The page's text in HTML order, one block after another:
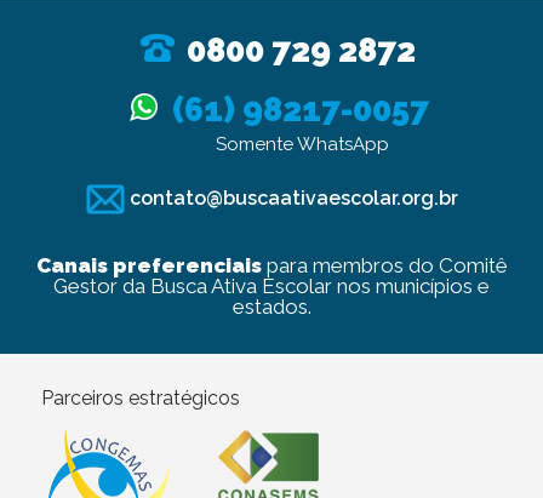
0800 729 2872
(61) 98217-0057
Somente WhatsApp
contato@buscaativaescolar.org.br
Canais preferenciaispara membros do Comitê
Gestor da Busca Ativa Escolar nos municípios e
estados.
Parceiros estratégicos